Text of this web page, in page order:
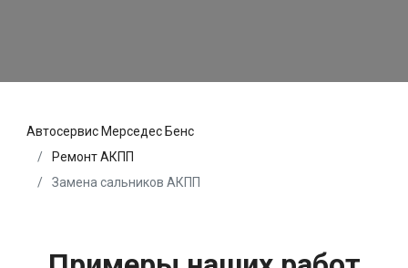
Автосервис Мерседес Бенс
Ремонт АКПП
Замена сальников АКПП